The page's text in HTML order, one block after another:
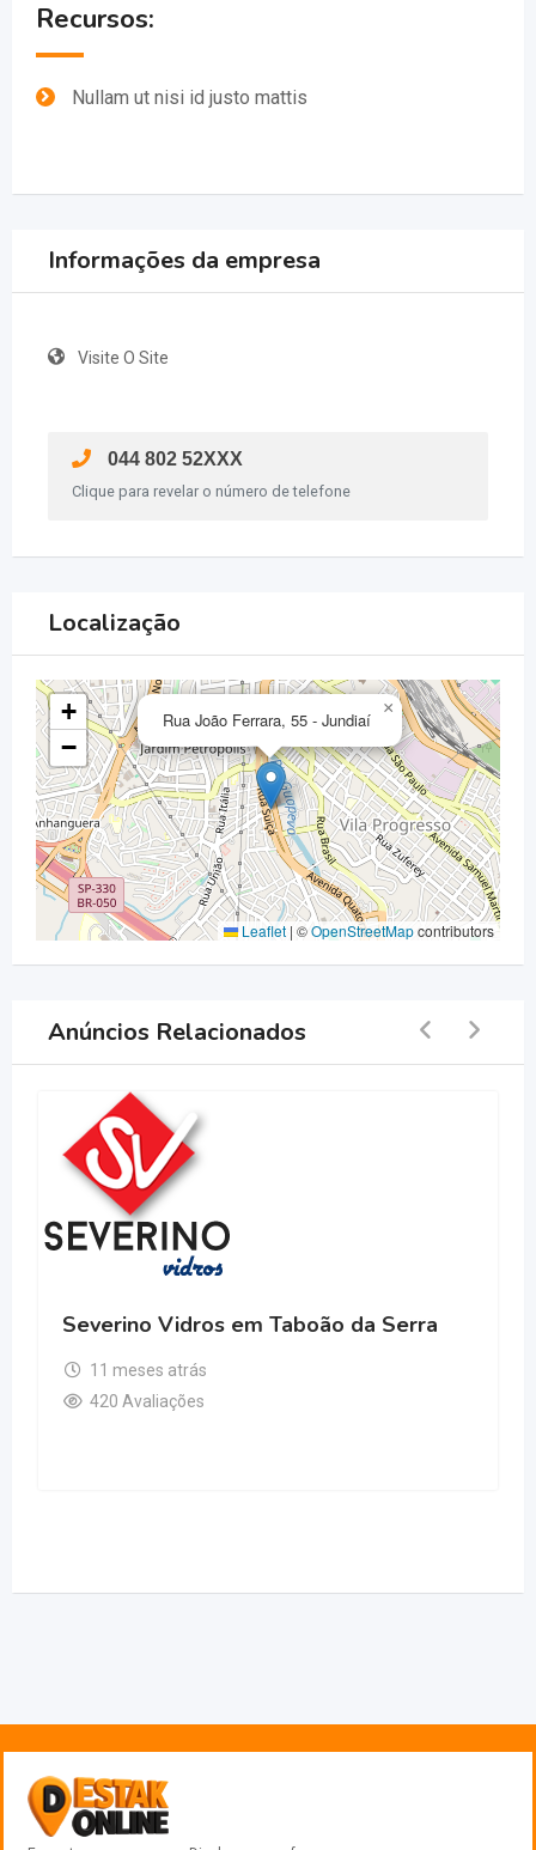
Recursos:
Nullam ut nisi id justo mattis
Informações da empresa
Visite O Site
044 802 52XXX
Clique para revelar o número de telefone
Localização
Rua João Ferrara, 55 - Jundiaí
×
+
−
Leaflet | ©OpenStreetMapcontributors
Anúncios Relacionados
Severino Vidros em Taboão da Serra
11 meses atrás
420 Avaliações